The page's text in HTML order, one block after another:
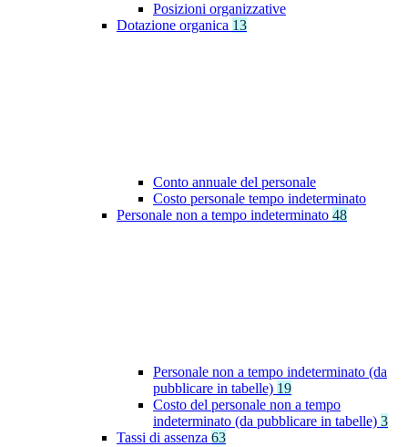
Posizioni organizzative
Dotazione organica 13
Conto annuale del personale
Costo personale tempo indeterminato
Personale non a tempo indeterminato 48
Personale non a tempo indeterminato (da
pubblicare in tabelle) 19
Costo del personale non a tempo
indeterminato (da pubblicare in tabelle) 3
Tassi di assenza 63